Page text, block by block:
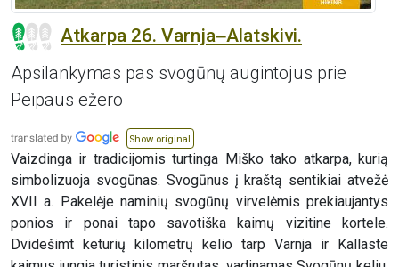
Atkarpa 26. Varnja‒Alatskivi.
Apsilankymas pas svogūnų augintojus prie
Peipaus ežero
Show original
Vaizdinga ir tradicijomis turtinga Miško tako atkarpa, kurią
simbolizuoja svogūnas. Svogūnus į kraštą sentikiai atvežė
XVII a. Pakelėje naminių svogūnų virvelėmis prekiaujantys
ponios ir ponai tapo savotiška kaimų vizitine kortele.
Dvidešimt keturių kilometrų kelio tarp Varnja ir Kallaste